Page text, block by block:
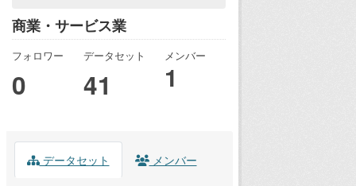
商業・サービス業
フォロワー
0
データセット
41
メンバー
1
データセット メンバー